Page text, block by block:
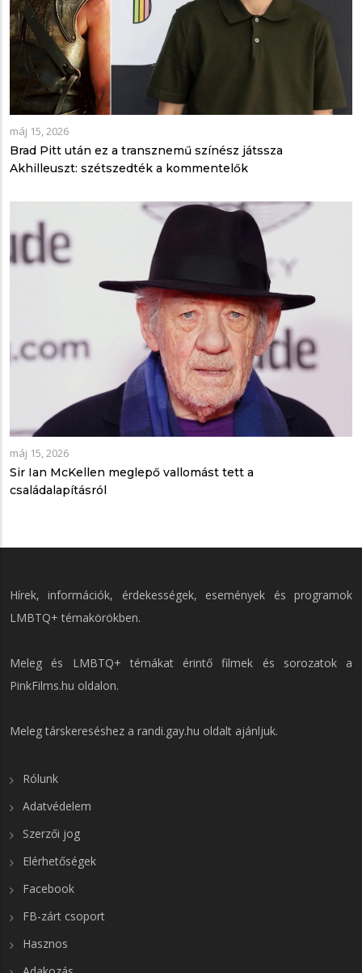
máj 15, 2026
Brad Pitt után ez a transznemű színész játssza
Akhilleuszt: szétszedték a kommentelők
máj 15, 2026
Sir Ian McKellen meglepő vallomást tett a
családalapításról
Hírek, információk, érdekességek, események és programok
LMBTQ+ témakörökben.
Meleg és LMBTQ+ témákat érintő filmek és sorozatok a
PinkFilms.hu oldalon.
Meleg társkereséshez a randi.gay.hu oldalt ajánljuk.
Rólunk
Adatvédelem
Szerzői jog
Elérhetőségek
Facebook
FB-zárt csoport
Hasznos